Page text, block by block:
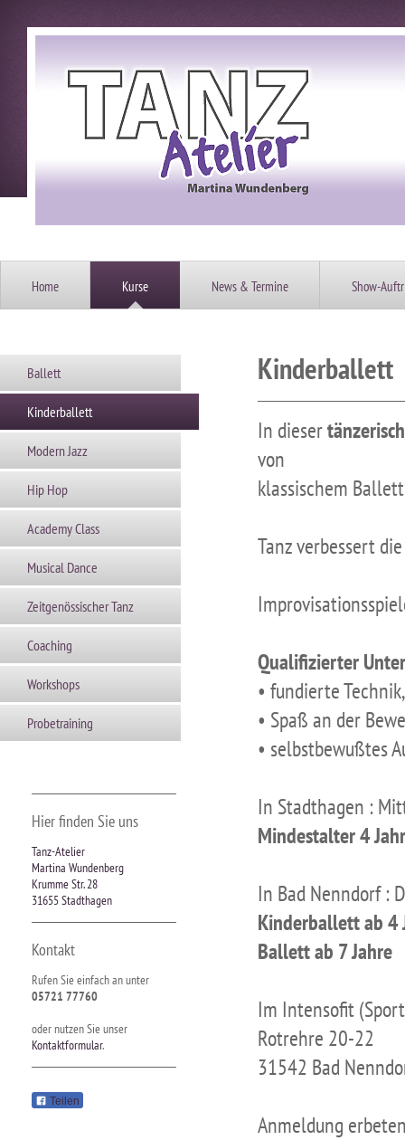
Home Kurse News & Termine Show-
Ballett
Kinderballett
Modern Jazz
Hip Hop
Academy Class
Musical Dance
Zeitgenössischer Tanz
Coaching
Workshops
Probetraining
Hier finden Sie uns
Tanz-Atelier
Martina Wundenberg
Krumme Str. 28
31655 Stadthagen
Kontakt
Rufen Sie einfach an unter
05721 77760
oder nutzen Sie unser
Kontaktformular.
Teilen
Kinderballett
In dieser
von
klassischem
Tanz verbessert
Qualifizierter
• fundierte Technik,
• Spaß an der
• selbstbewußtes
In Stadthagen :
Mindestalter 4
In Bad Nenndorf :
Kinderballett ab 4
Ballett ab 7 Jahre
Im Intensofit
Rotrehre 20-22
31542 Bad
Anmeldung